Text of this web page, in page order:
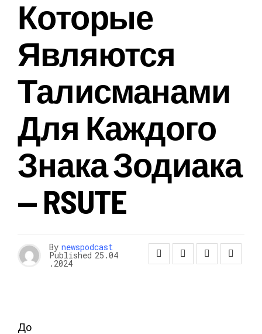
Которые
Являются
Талисманами
Для Каждого
Знака Зодиака
— RSUTE
By newspodcast
Published 25.04
.2024
До